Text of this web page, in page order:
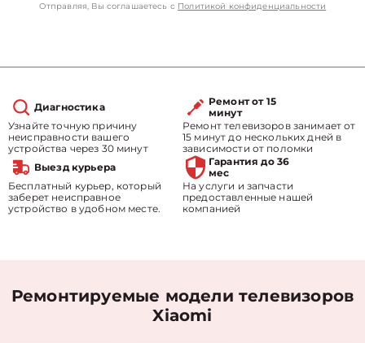
Отправляя, Вы соглашаетесь с Политикой конфиденциальности
Диагностика
Узнайте точную причину
неисправности вашего
устройства через 30 минут
Ремонт от 15
минут
Ремонт телевизоров занимает от
15 минут до нескольких дней в
зависимости от поломки
Выезд курьера
Бесплатный курьер, который
заберет неисправное
устройство в удобном месте.
Гарантия до 36
мес
На услуги и запчасти
предоставленные нашей
компанией
Ремонтируемые модели телевизоров
Xiaomi